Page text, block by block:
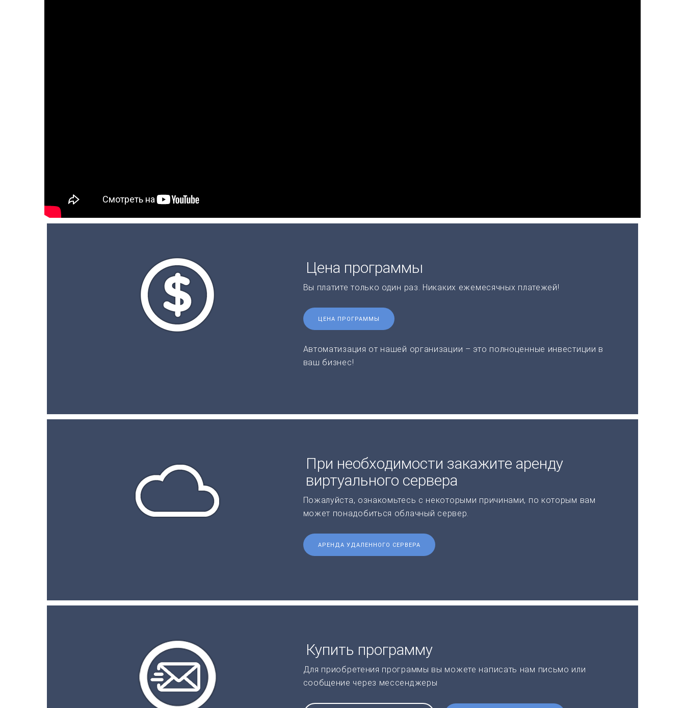
Цена программы
Вы платите только один раз. Никаких ежемесячных платежей!
ЦЕНА ПРОГРАММЫ
Автоматизация от нашей организации – это полноценные инвестиции в
ваш бизнес!
При необходимости закажите аренду
виртуального сервера
Пожалуйста, ознакомьтесь с некоторыми причинами, по которым вам
может понадобиться облачный сервер.
АРЕНДА УДАЛЕННОГО СЕРВЕРА
Купить программу
Для приобретения программы вы можете написать нам письмо или
сообщение через мессенджеры